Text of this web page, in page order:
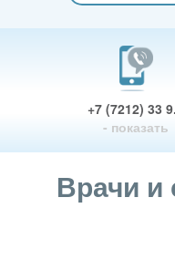
+7 (7212) 33
- показать
Врачи и